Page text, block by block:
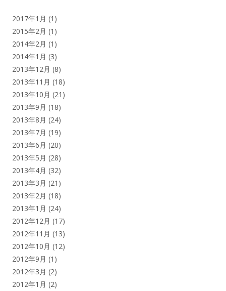
2017年1月 (1)
2015年2月 (1)
2014年2月 (1)
2014年1月 (3)
2013年12月 (8)
2013年11月 (18)
2013年10月 (21)
2013年9月 (18)
2013年8月 (24)
2013年7月 (19)
2013年6月 (20)
2013年5月 (28)
2013年4月 (32)
2013年3月 (21)
2013年2月 (18)
2013年1月 (24)
2012年12月 (17)
2012年11月 (13)
2012年10月 (12)
2012年9月 (1)
2012年3月 (2)
2012年1月 (2)